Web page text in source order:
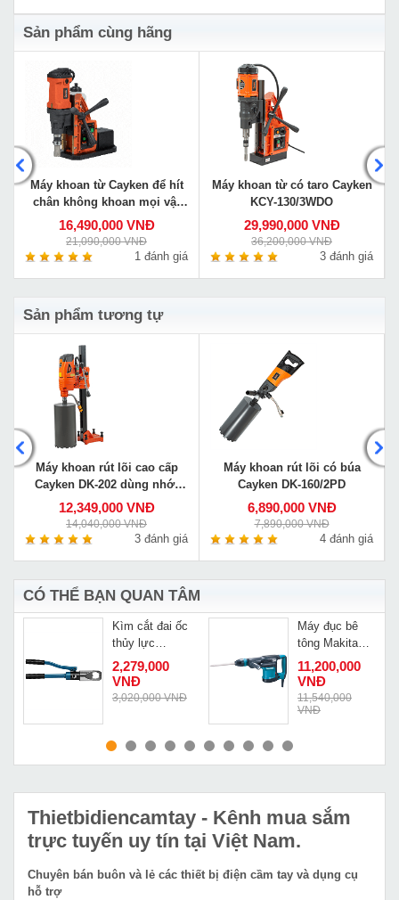
Sản phẩm cùng hãng
Máy khoan từ Cayken để hít
chân không khoan mọi vật
liệu VS-35E
16,490,000 VNĐ
21,090,000 VNĐ
1 đánh giá
Máy khoan từ có taro Cayken
KCY-130/3WDO
29,990,000 VNĐ
36,200,000 VNĐ
3 đánh giá
Sản phẩm tương tự
Máy khoan rút lõi cao cấp
Cayken DK-202 dùng nhớt
bôi trơn như động cơ ô tô
12,349,000 VNĐ
14,040,000 VNĐ
3 đánh giá
Máy khoan rút lõi có búa
Cayken DK-160/2PD
6,890,000 VNĐ
7,890,000 VNĐ
4 đánh giá
CÓ THỂ BẠN QUAN TÂM
MUA NGAY
Kìm cắt đai ốc
thủy lực
Changyou JK-
24
2,279,000
VNĐ
3,020,000 VNĐ
MUA NGAY
Máy đục bê
tông Makita
HM0871C
11,200,000
VNĐ
11,540,000
VNĐ
Thietbidiencamtay - Kênh mua sắm
trực tuyến uy tín tại Việt Nam.
Chuyên bán buôn và lẻ các thiết bị điện cầm tay và dụng cụ
hỗ trợ